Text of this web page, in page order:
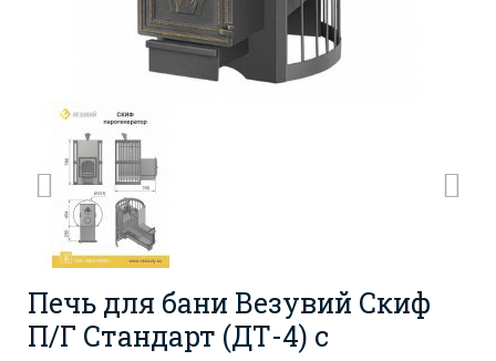
Печь для бани Везувий Скиф
П/Г Стандарт (ДТ-4) с